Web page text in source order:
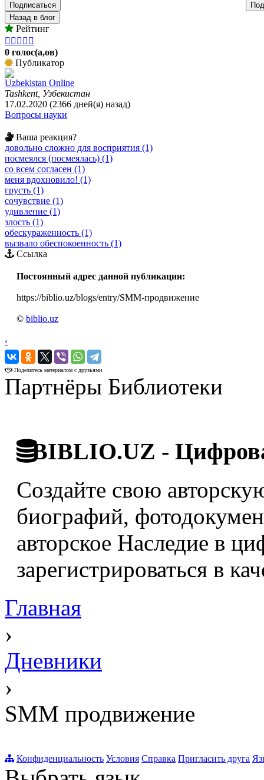
Подписаться
Назад в блог
Рейтинг
    
0 голос(а,ов)
Публикатор
Uzbekistan Online
Tashkent, Узбекистан
17.02.2020 (2366 дней(я) назад)
Вопросы науки
Ваша реакция?
довольно сложно для восприятия (1)
посмеялся (посмеялась) (1)
со всем согласен (1)
меня вдохновило! (1)
грусть (1)
сочувствие (1)
удивление (1)
злость (1)
обескураженность (1)
вызвало обеспокоенность (1)
Ссылка
Постоянный адрес данной публикации:
https://biblio.uz/blogs/entry/SMM-продвижение
© biblio.uz
‹
›
Поделитесь материалом с друзьями
Партнёры Библиотеки
BIBLIO.UZ -
Создайте свою
биографий,
авторское Наследие в
зарегистрироваться в
Главная
›
Дневники
›
SMM продвижение
Конфиденциальность Условия Справка Пригласить друга